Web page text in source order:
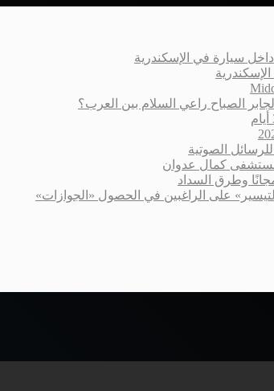
الصباح راعي السلام بين العرب؟
الصوتية
كمال عدوان
وطرق السداد
على الراغبين في الحصول «الجوازات»